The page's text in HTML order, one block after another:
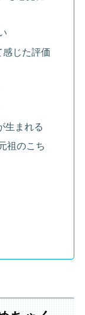
じた評価
生まれる
祖のこち
ちゃく